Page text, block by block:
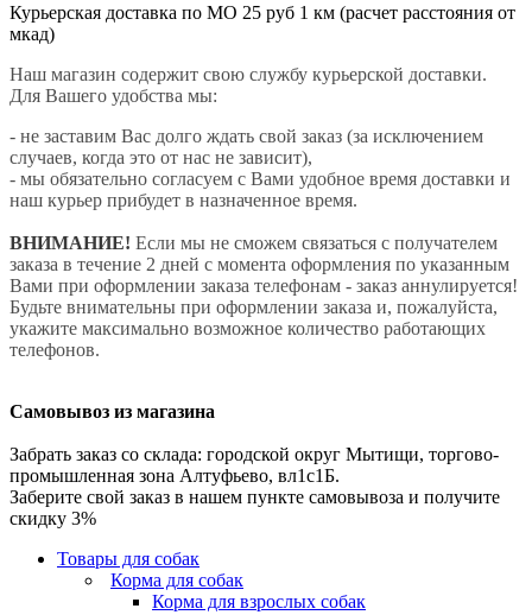
Курьерская доставка по МО 25 руб 1 км (расчет расстояния от
мкад)
Наш магазин содержит свою службу курьерской доставки.
Для Вашего удобства мы:
- не заставим Вас долго ждать свой заказ (за исключением
случаев, когда это от нас не зависит),
- мы обязательно согласуем с Вами удобное время доставки и
наш курьер прибудет в назначенное время.
ВНИМАНИЕ! Если мы не сможем связаться с получателем
заказа в течение 2 дней с момента оформления по указанным
Вами при оформлении заказа телефонам - заказ аннулируется!
Будьте внимательны при оформлении заказа и, пожалуйста,
укажите максимально возможное количество работающих
телефонов.
Самовывоз из магазина
Забрать заказ со склада: городской округ Мытищи, торгово-
промышленная зона Алтуфьево, вл1с1Б.
Заберите свой заказ в нашем пункте самовывоза и получите
скидку 3%
Товары для собак
Корма для собак
Корма для взрослых собак